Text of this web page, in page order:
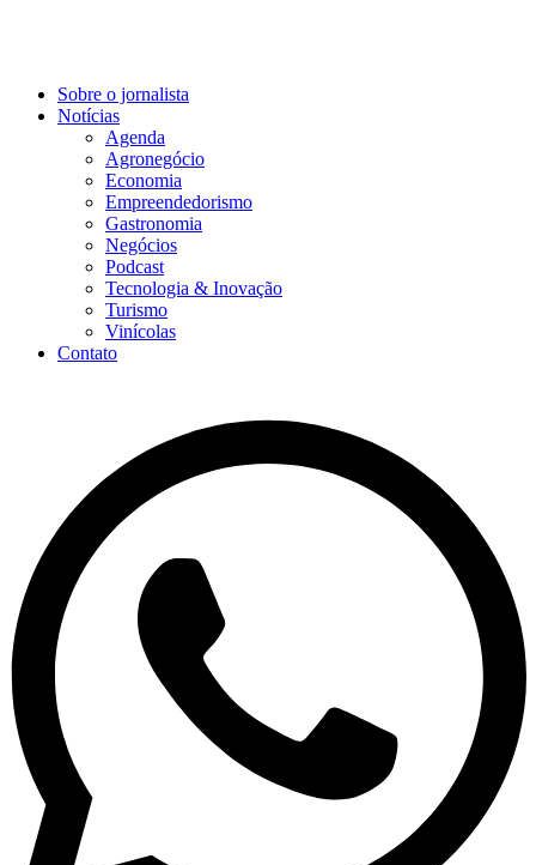
Sobre o jornalista
Notícias
Agenda
Agronegócio
Economia
Empreendedorismo
Gastronomia
Negócios
Podcast
Tecnologia & Inovação
Turismo
Vinícolas
Contato